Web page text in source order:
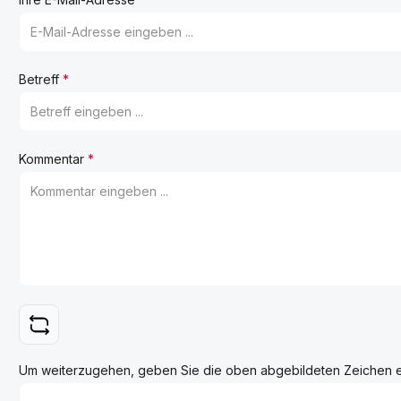
Betreff *
Kommentar *
Um weiterzugehen, geben Sie die oben abgebildeten Zeichen